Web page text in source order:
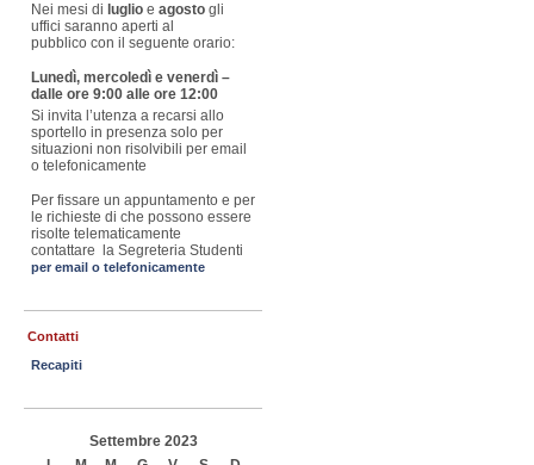
Nei mesi di luglio e agosto gli
uffici saranno aperti al
pubblico con il seguente orario:
Lunedì, mercoledì e venerdì –
dalle ore 9:00 alle ore 12:00
Si invita l’utenza a recarsi allo
sportello in presenza solo per
situazioni non risolvibili per email
o telefonicamente
Per fissare un appuntamento e per
le richieste di che possono essere
risolte telematicamente
contattare la Segreteria Studenti
per email o telefonicamente
Contatti
Recapiti
Settembre 2023